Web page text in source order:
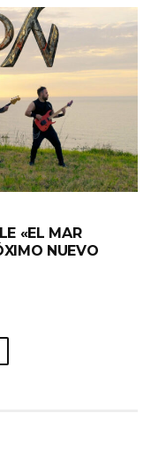
«EL MAR
NUEVO